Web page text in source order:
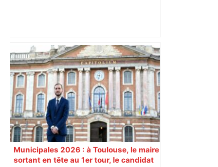
Après la fusion avec la liste PS
Toulouse, le candidat LFI salue "une
dynamique qui nous oblige à la
responsabilité" – Franceinfo
Municipales 2026 : à Toulouse, le maire
sortant en tête au 1er tour, le candidat